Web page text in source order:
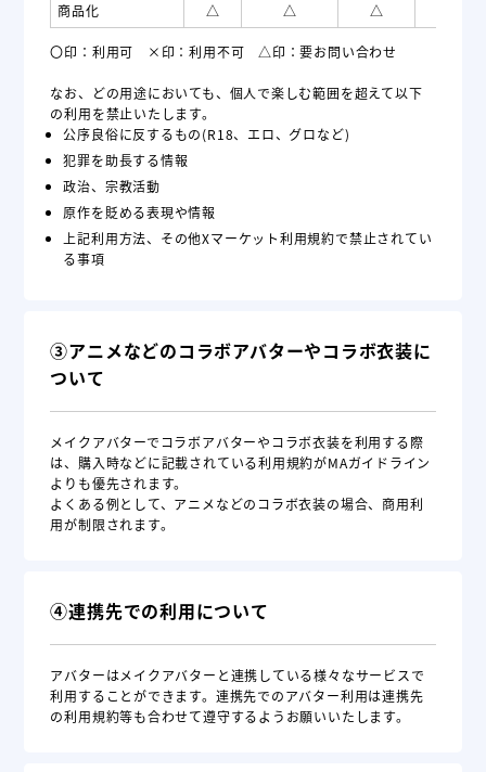
商品化
△ △ △
〇印：利用可 ×印：利用不可 △印：要お問い合わせ
なお、どの用途においても、個人で楽しむ範囲を超えて以下
の利用を禁止いたします。
公序良俗に反するもの(R18、エロ、グロなど)
犯罪を助長する情報
政治、宗教活動
原作を貶める表現や情報
上記利用方法、その他Xマーケット利用規約で禁止されてい
る事項
③アニメなどのコラボアバターやコラボ衣装に
ついて
メイクアバターでコラボアバターやコラボ衣装を利用する際
は、購入時などに記載されている利用規約がMAガイドライン
よりも優先されます。
よくある例として、アニメなどのコラボ衣装の場合、商用利
用が制限されます。
④連携先での利用について
アバターはメイクアバターと連携している様々なサービスで
利用することができます。連携先でのアバター利用は連携先
の利用規約等も合わせて遵守するようお願いいたします。